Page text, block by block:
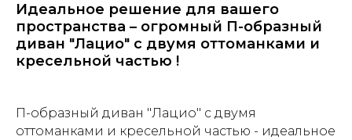
Идеальное решение для вашего
пространства – огромный П-образный
диван "Лацио" с двумя оттоманками и
кресельной частью !
П-образный диван "Лацио" с двумя
оттоманками и кресельной частью - идеальное